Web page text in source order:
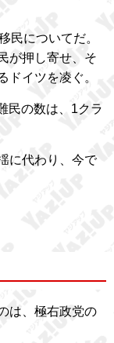
民についてだ。
が押し寄せ、そ
ドイツを凌ぐ。
民の数は、1クラ
に代わり、今で
は、極右政党の